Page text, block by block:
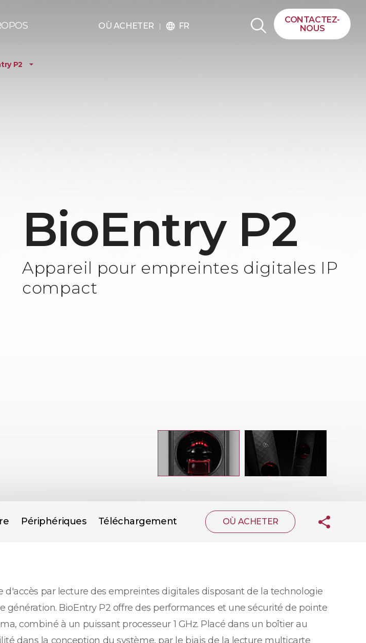
OÙ ACHETER language FR
CONTACTEZ-
NOUS
BioEntry P2
Appareil pour empreintes digitales IP
compact
P2
Périphériques Téléchargement OÙ ACHETER
par lecture des empreintes digitales disposant de la technologie
BioEntry P2 offre des performances et une sécurité de pointe
combiné à un puissant processeur 1 GHz. Placé dans un boîtier au
dans la conception du système, par le biais de la lecture multicarte